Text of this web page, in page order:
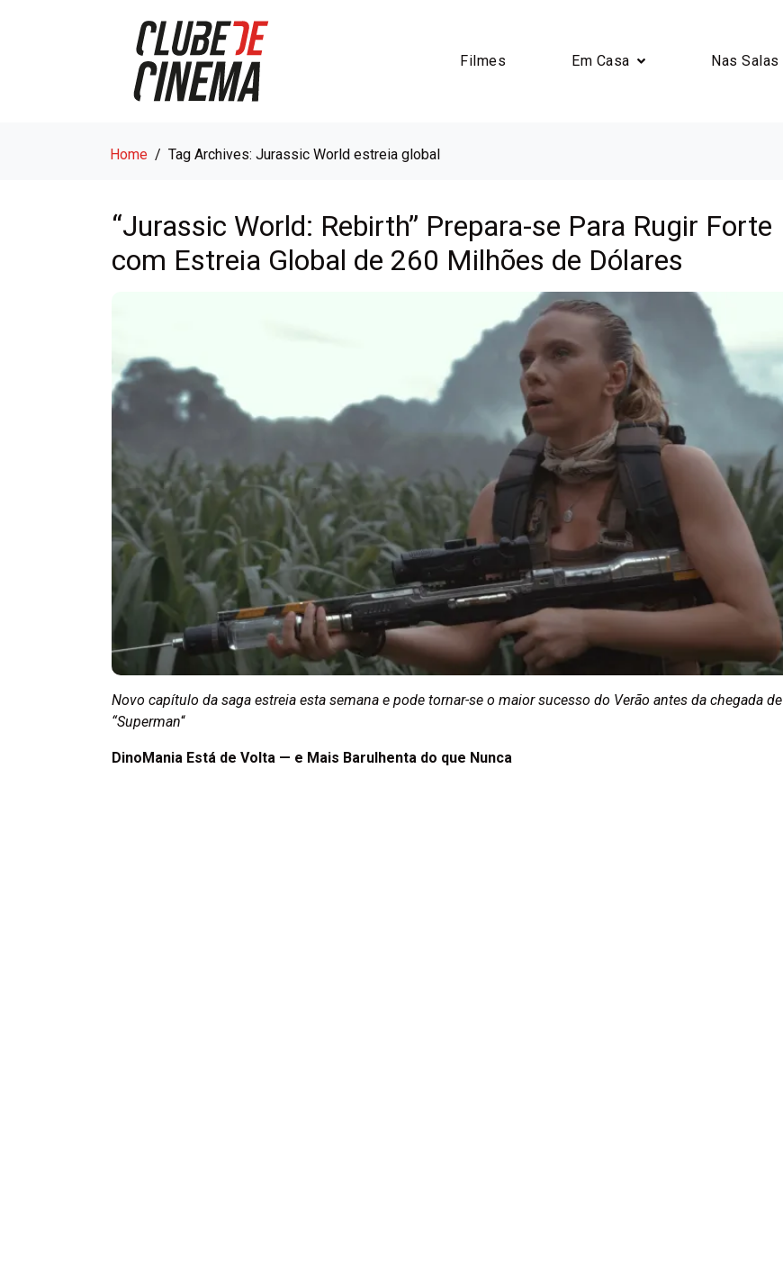
Filmes Em Casa Nas Salas
Home Tag Archives: Jurassic World estreia global
“Jurassic World: Rebirth” Prepara-se Para Rugir Forte
com Estreia Global de 260 Milhões de Dólares
Novo capítulo da saga estreia esta semana e pode tornar-se o maior sucesso do Verão antes da chegada de
“Superman“
DinoMania Está de Volta — e Mais Barulhenta do que Nunca